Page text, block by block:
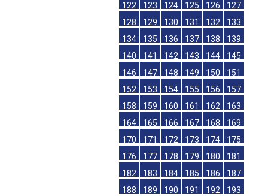
122
123 124 125 126
127
128
129 130 131 132
133
134
135 136 137 138
139
140
141 142 143 144
145
146
147 148 149 150
151
152
153 154 155 156
157
158
159 160 161 162
163
164
165 166 167 168
169
170
171 172 173 174
175
176
177 178 179 180
181
182
183 184 185 186
187
188
189 190 191 192
193